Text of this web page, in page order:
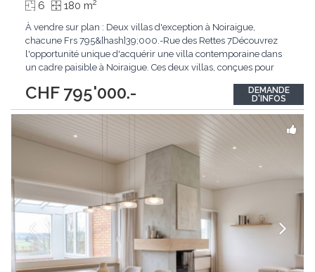
CHF 795'000.-
6 180 m2
À vendre sur plan : Deux villas d'exception à Noiraigue,
chacune Frs 795&[hash]39;000.-Rue des Rettes 7Découvrez
l'opportunité unique d'acquérir une villa contemporaine dans
un cadre paisible à Noiraigue. Ces deux villas, conçues pour
généreux et une architecture moderne.Villa 1 : Surface totale de
249 m² (avec sous-sol) et 178...
DEMANDE
D'INFOS